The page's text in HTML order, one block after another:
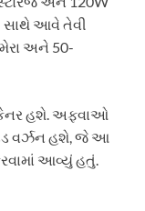
સાથે આવે તેવી
અને 50-
સ્કેનર હશે. અફવાઓ
વર્ઝન હશે, જે આ
આવ્યું હતું.